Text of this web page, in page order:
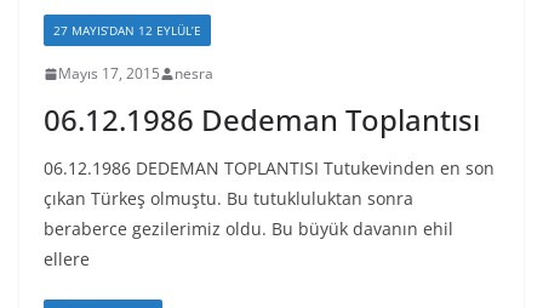
27 MAYIS’DAN 12 EYLÜL’E
Mayıs 17, 2015 nesra
06.12.1986 Dedeman Toplantısı
06.12.1986 DEDEMAN TOPLANTISI Tutukevinden en son
çıkan Türkeş olmuştu. Bu tutukluluktan sonra
beraberce gezilerimiz oldu. Bu büyük davanın ehil
ellere